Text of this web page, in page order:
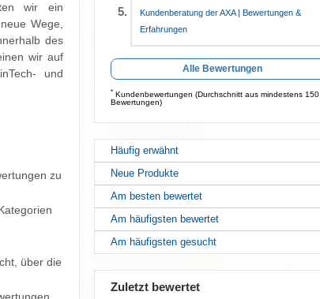
wir ein
Wege,
des
wir auf
und
zu
über die
Kundenberatung der AXA | Bewertungen &
Erfahrungen
Alle Bewertungen
* Kundenbewertungen (Durchschnitt aus mindestens 150
Bewertungen)
Häufig erwähnt
Neue Produkte
Am besten bewertet
Am häufigsten bewertet
Am häufigsten gesucht
Zuletzt bewertet